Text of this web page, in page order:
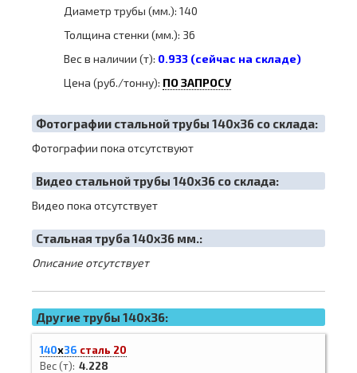
Диаметр трубы (мм.): 140
Толщина стенки (мм.): 36
Вес в наличии (т): 0.933 (сейчас на складе)
Цена (руб./тонну): ПО ЗАПРОСУ
Фотографии стальной трубы 140х36 со склада:
Фотографии пока отсутствуют
Видео стальной трубы 140х36 со склада:
Видео пока отсутствует
Cтальная труба 140х36 мм.:
Описание отсутствует
Другие трубы 140x36:
140х36 сталь 20
Вес (т) 4.228